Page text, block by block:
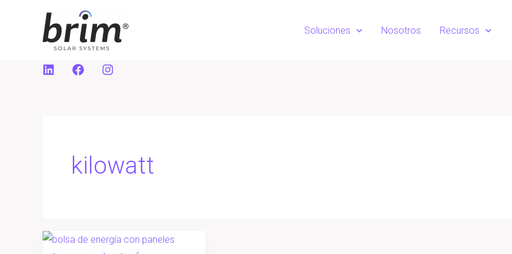
Soluciones Nosotros Recursos
kilowatt
Bolsa